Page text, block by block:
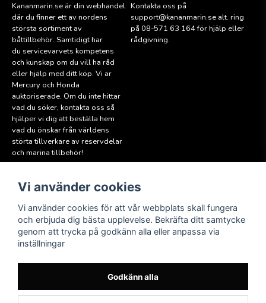
Kananmarin.se är din webhandel
där du finner ett av nordens
största sortiment av
båttillbehör. Samtidigt har
du servicevarvets kompetens
och kunskap om du vill ha råd
eller hjälp med ditt köp. Vi är
Mercury och Honda
auktoriserade. Om du inte hittar
vad du söker, kontakta oss så
hjälper vi dig att beställa hem
vad du önskar från världens
störta tillverkare av reservdelar
och marina tillbehör!
Kontakta oss på
support@kananmarin.se alt. ring
på 08-571 63 164 för hjälp eller
rådgivning.
Läs mer
Köpvillkor
Hitta till oss
Miljöpolicy
Medlem i Sweboat
Följ oss
Facebook
Instagram
Vi använder cookies
Vi använder cookies för att vår webbplats skall fungera
och erbjuda dig bästa upplevelse. Bekräfta ditt samtycke
genom att trycka på godkänn alla eller anpassa via
inställningar
Godkänn alla